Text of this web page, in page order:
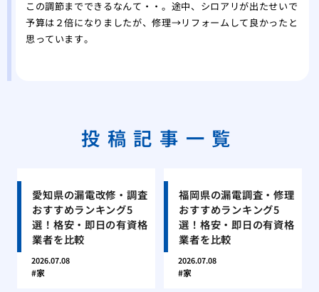
この調節までできるなんて・・。途中、シロアリが出たせいで
予算は２倍になりましたが、修理→リフォームして良かったと
思っています。
投稿記事一覧
愛知県の漏電改修・調査
おすすめランキング5
選！格安・即日の有資格
業者を比較
2026.07.08
家
福岡県の漏電調査・修理
おすすめランキング5
選！格安・即日の有資格
業者を比較
2026.07.08
家